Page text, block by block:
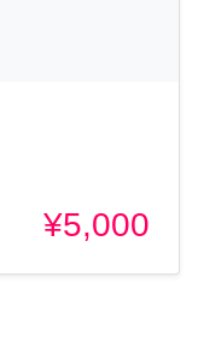
¥5,000